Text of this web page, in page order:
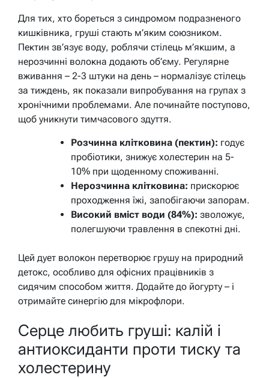
Для тих, хто бореться з синдромом подразненого
кишківника, груші стають м’яким союзником.
Пектин зв’язує воду, роблячи стілець м’якшим, а
нерозчинні волокна додають об’єму. Регулярне
вживання – 2-3 штуки на день – нормалізує стілець
за тиждень, як показали випробування на групах з
хронічними проблемами. Але починайте поступово,
щоб уникнути тимчасового здуття.
Розчинна клітковина (пектин): годує
пробіотики, знижує холестерин на 5-
10% при щоденному споживанні.
Нерозчинна клітковина: прискорює
проходження їжі, запобігаючи запорам.
Високий вміст води (84%): зволожує,
полегшуючи травлення в спекотні дні.
Цей дует волокон перетворює грушу на природний
детокс, особливо для офісних працівників з
сидячим способом життя. Додайте до йогурту – і
отримайте синергію для мікрофлори.
Серце любить груші: калій і
антиоксиданти проти тиску та
холестерину